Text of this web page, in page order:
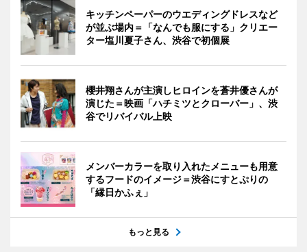
キッチンペーパーのウエディングドレスなど
が並ぶ場内＝「なんでも服にする」クリエー
ター塩川夏子さん、渋谷で初個展
櫻井翔さんが主演しヒロインを蒼井優さんが
演じた＝映画「ハチミツとクローバー」、渋
谷でリバイバル上映
メンバーカラーを取り入れたメニューも用意
するフードのイメージ＝渋谷にすとぷりの
「縁日かふぇ」
もっと見る